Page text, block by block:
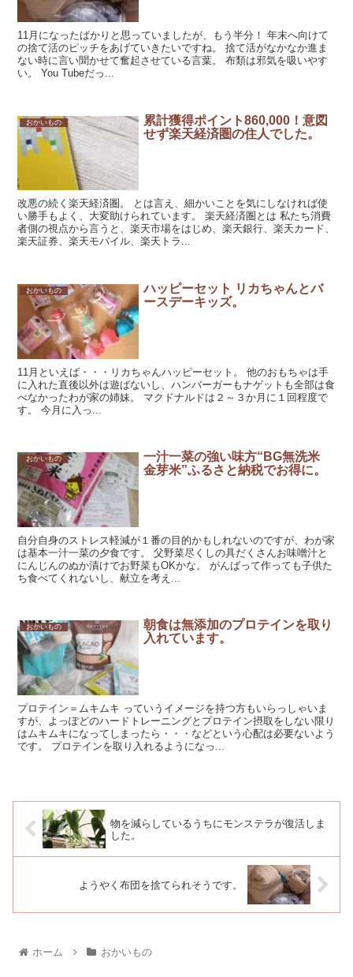
11月になったばかりと思っていましたが、もう半分！ 年末へ向けて
の捨て活のピッチをあげていきたいですね。 捨て活がなかなか進ま
ない時に言い聞かせて奮起させている言葉。 布類は邪気を吸いやす
い。 You Tubeだっ...
おかいもの
累計獲得ポイント860,000！意図
せず楽天経済圏の住人でした。
改悪の続く楽天経済圏。 とは言え、細かいことを気にしなければ使
い勝手もよく、大変助けられています。 楽天経済圏とは 私たち消費
者側の視点から言うと、楽天市場をはじめ、楽天銀行、楽天カード、
楽天証券、楽天モバイル、楽天トラ...
おかいもの
ハッピーセット リカちゃんとバ
ースデーキッズ。
11月といえば・・・リカちゃんハッピーセット。 他のおもちゃは手
に入れた直後以外は遊ばないし、ハンバーガーもナゲットも全部は食
べなかったわが家の姉妹。 マクドナルドは２～３か月に１回程度で
す。 今月に入っ...
おかいもの
一汁一菜の強い味方“BG無洗米
金芽米”ふるさと納税でお得に。
自分自身のストレス軽減が１番の目的かもしれないのですが、わが家
は基本一汁一菜の夕食です。 父野菜尽くしの具だくさんお味噌汁と
にんじんのぬか漬けでお野菜もOKかな。 がんばって作っても子供た
ち食べてくれないし、献立を考え...
おかいもの
朝食は無添加のプロテインを取り
入れています。
プロテイン＝ムキムキ っていうイメージを持つ方もいらっしゃいま
すが、よっぽどのハードトレーニングとプロテイン摂取をしない限り
はムキムキになってしまったら・・・などという心配は必要ないよう
です。 プロテインを取り入れるようになっ...
物を減らしているうちにモンステラが復活しま
した。
ようやく布団を捨てられそうです。
ホーム おかいもの